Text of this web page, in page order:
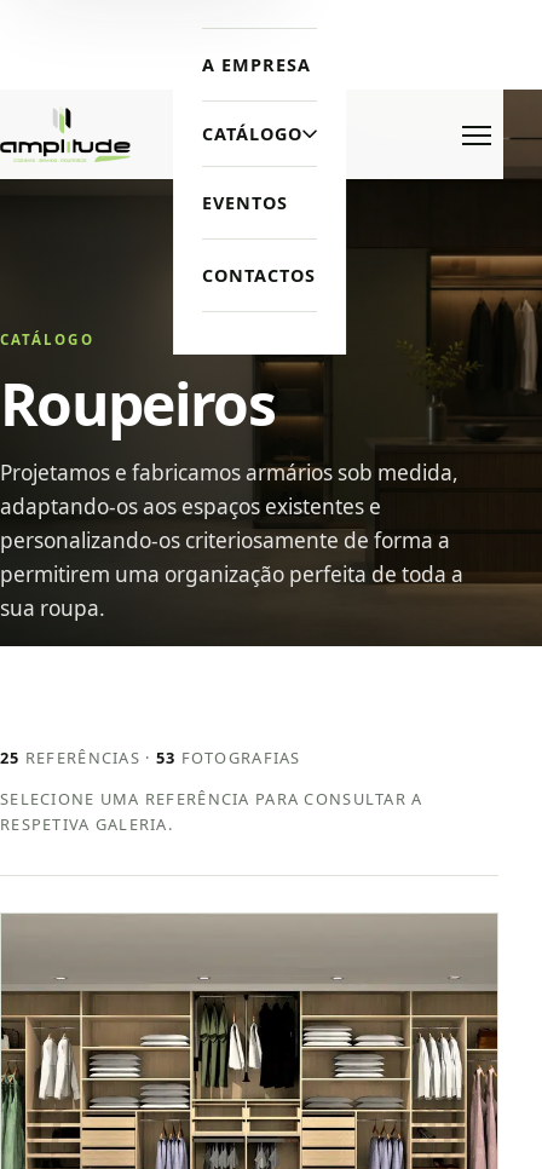
A EMPRESA
CATÁLOGO
EVENTOS
CONTACTOS
CATÁLOGO
Roupeiros
Projetamos e fabricamos armários sob medida,
adaptando-os aos espaços existentes e
personalizando-os criteriosamente de forma a
permitirem uma organização perfeita de toda a
sua roupa.
25 REFERÊNCIAS · 53 FOTOGRAFIAS
SELECIONE UMA REFERÊNCIA PARA CONSULTAR A
RESPETIVA GALERIA.